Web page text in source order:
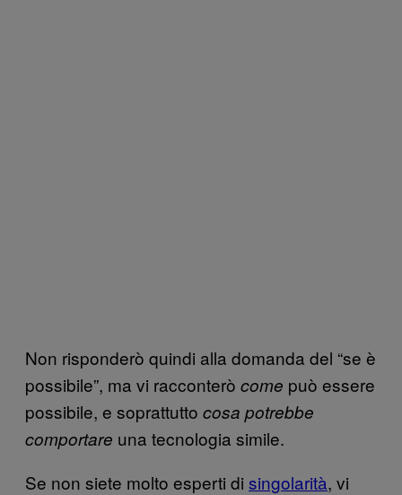
Non risponderò quindi alla domanda del “se è
possibile”, ma vi racconterò come può essere
possibile, e soprattutto cosa potrebbe
comportare una tecnologia simile.
Se non siete molto esperti di singolarità, vi